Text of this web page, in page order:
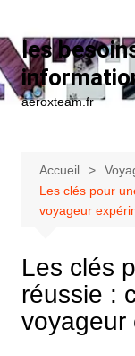
les
aeroxteam.fr
Accueil
Les clés pour
voyageur
Les clés
réussie :
voyageur